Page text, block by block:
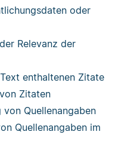
oder
Relevanz der
enthaltenen Zitate
Zitaten
Quellenangaben
Quellenangaben im